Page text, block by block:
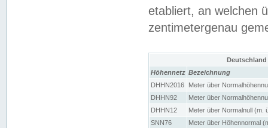
etabliert, an welchen
zentimetergenau
Höhennetz Bezeichnung
DHHN2016
Meter über
DHHN92
Meter über
DHHN12
Meter über Normalnull (m.
SNN76
Meter über Höhennormal